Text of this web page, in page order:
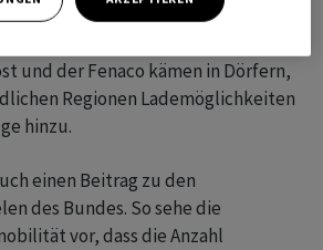
Viele Schnellladestationen
und der Fenaco kämen in Dörfern,
Regionen Lademöglichkeiten
hinzu.
einen Beitrag zu den
des Bundes. So sehe die
vor, dass die Anzahl